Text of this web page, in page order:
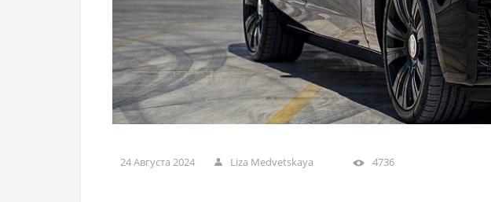
24 Августа 2024 Liza Medvetskaya 4736